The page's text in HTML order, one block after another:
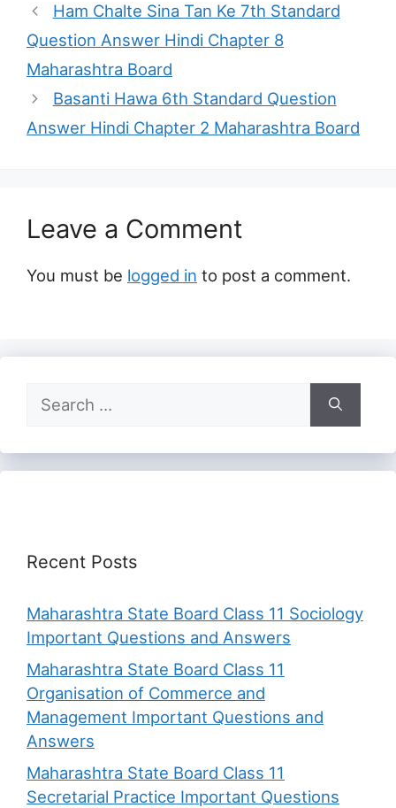
Ham Chalte Sina Tan Ke 7th Standard
Question Answer Hindi Chapter 8
Maharashtra Board
Basanti Hawa 6th Standard Question
Answer Hindi Chapter 2 Maharashtra Board
Leave a Comment
You must be logged in to post a comment.
Search
for:
Recent Posts
Maharashtra State Board Class 11 Sociology
Important Questions and Answers
Maharashtra State Board Class 11
Organisation of Commerce and
Management Important Questions and
Answers
Maharashtra State Board Class 11
Secretarial Practice Important Questions